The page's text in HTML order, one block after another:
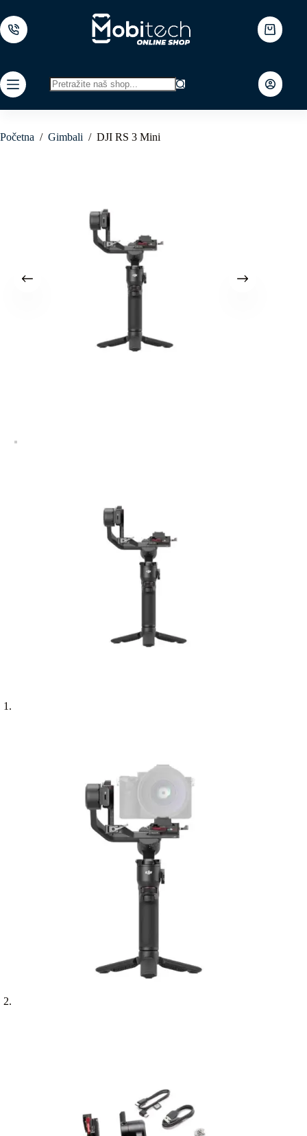
to
content
Shopping
cart
results
Početna / Gimbali / DJI RS 3 Mini